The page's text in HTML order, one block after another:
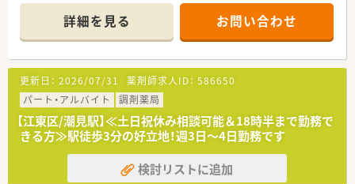
平日
8:25～17:00（休憩60分）
【応需科目】内科,呼吸器科,循環器科,消化器科,外科,産科,整形外
科,泌尿器科,眼科,歯科,形成外科,皮膚科食道外科,胃外科,大腸外
科,肝・胆・膵外科,化学療法科,直腸がん集学的治療センター,頭頸
部がん低侵襲治療センター,乳腺センター,脳腫瘍外科,血液腫瘍
科,総合腫瘍科,サルコーマセンター
先端医療開発科,総合診療部,麻酔科(ペインクリニック),腫瘍精神
科,感染症科
【人員体制】
薬剤師 65名 ※男女比約半々
詳細を見る お問い合わせ
更新日： 2026/07/31 薬剤師求人ID： 586650
パート・アルバイト
調剤薬局
【江東区/潮見駅】≪土日祝休み相談可能＆18時半まで勤務で
きる方≫駅徒歩3分の好立地！週3日～4日勤務です
検討リストに追加